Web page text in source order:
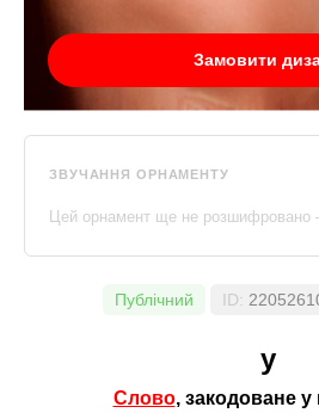
Замовити
ЗВУЧАННЯ ОРНАМЕНТУ
Цей орнамент ще не розшифровано
Публічний ID:
у
Слово, закодоване